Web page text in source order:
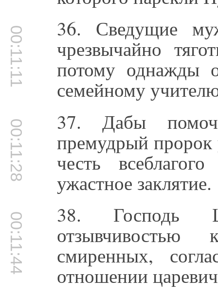
00:11:11 36. Сведущие
чрезвычайно
потому однажды
семейному
00:11:28 37. Дабы
премудрый
честь
ужастное заклятие.
00:11:44 38. Господь
смиренных,
отношении